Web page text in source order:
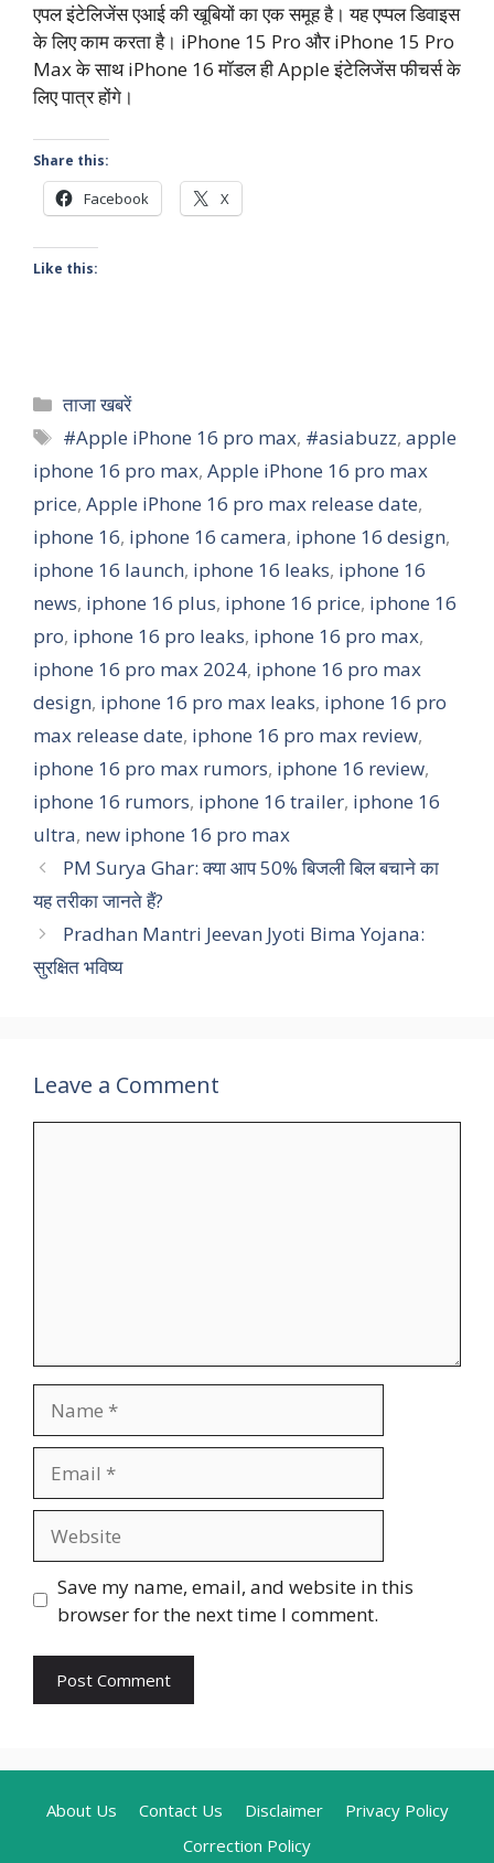
एपल इंटेलिजेंस एआई की खूबियों का एक समूह है। यह एप्पल डिवाइस
के लिए काम करता है। iPhone 15 Pro और iPhone 15 Pro
Max के साथ iPhone 16 मॉडल ही Apple इंटेलिजेंस फीचर्स के
लिए पात्र होंगे।
Share this:
Facebook X
Like this:
Categories
ताजा खबरें
Tags
#Apple iPhone 16 pro max, #asiabuzz,apple
iphone 16 pro max, Apple iPhone 16 pro max
price, Apple iPhone 16 pro max release date,
iphone 16, iphone 16 camera, iphone 16 design,
iphone 16 launch, iphone 16 leaks, iphone 16
news, iphone 16 plus, iphone 16 price, iphone 16
pro, iphone 16 pro leaks, iphone 16 pro max,
iphone 16 pro max 2024, iphone 16 pro max
design, iphone 16 pro max leaks, iphone 16 pro
max release date, iphone 16 pro max review,
iphone 16 pro max rumors, iphone 16 review,
iphone 16 rumors, iphone 16 trailer, iphone 16
ultra, new iphone 16 pro max
PM Surya Ghar: क्या आप 50% बिजली बिल बचाने का
यह तरीका जानते हैं?
Pradhan Mantri Jeevan Jyoti Bima Yojana:
सुरक्षित भविष्य
Leave a Comment
Save my name, email, and website in this
browser for the next time I comment.
About Us Contact Us Disclaimer
Privacy Policy
Correction Policy